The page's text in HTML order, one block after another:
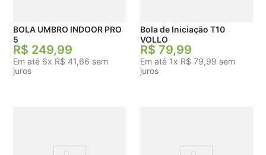
BOLA UMBRO INDOOR PRO
5
R$ 249,99
Em até 6x R$ 41,66 sem
juros
Bola de Iniciação T10
VOLLO
R$ 79,99
Em até 1x R$ 79,99 sem
juros